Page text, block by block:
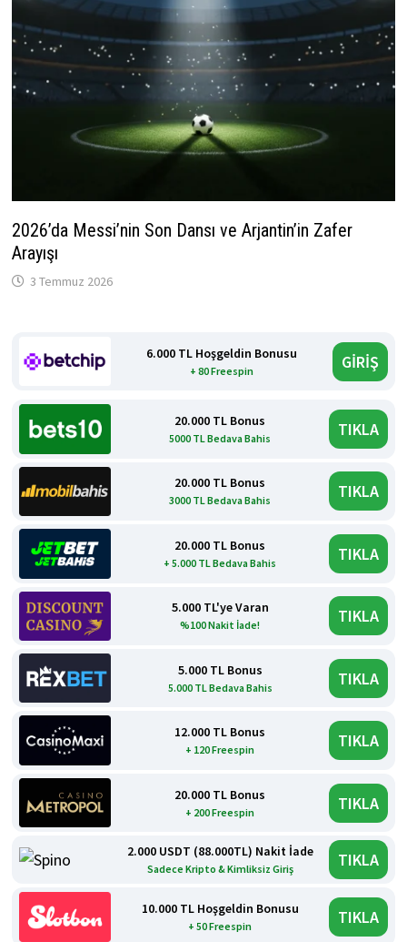
2026’da Messi’nin Son Dansı ve Arjantin’in Zafer
Arayışı
3 Temmuz 2026
6.000 TL Hoşgeldin Bonusu
+ 80 Freespin GİRİŞ
20.000 TL Bonus
5000 TL Bedava Bahis TIKLA
20.000 TL Bonus
3000 TL Bedava Bahis TIKLA
20.000 TL Bonus
+ 5.000 TL Bedava Bahis TIKLA
5.000 TL'ye Varan
%100 Nakit İade! TIKLA
5.000 TL Bonus
5.000 TL Bedava Bahis TIKLA
12.000 TL Bonus
+ 120 Freespin TIKLA
20.000 TL Bonus
+ 200 Freespin TIKLA
2.000 USDT (88.000TL) Nakit İade
Sadece Kripto & Kimliksiz Giriş TIKLA
10.000 TL Hoşgeldin Bonusu
+ 50 Freespin TIKLA